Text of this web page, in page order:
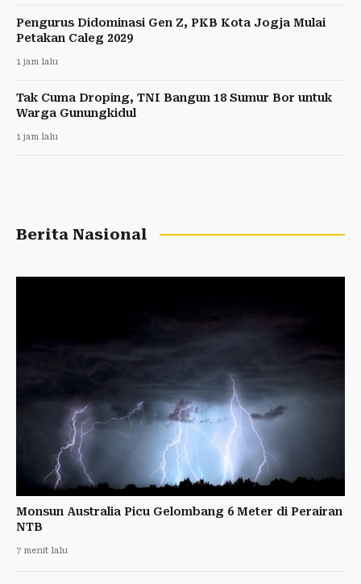
Pengurus Didominasi Gen Z, PKB Kota Jogja Mulai
Petakan Caleg 2029
1 jam lalu
Tak Cuma Droping, TNI Bangun 18 Sumur Bor untuk
Warga Gunungkidul
1 jam lalu
Berita Nasional
Monsun Australia Picu Gelombang 6 Meter di Perairan
NTB
7 menit lalu